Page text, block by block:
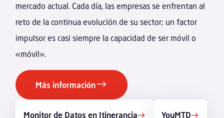
mercado actual. Cada día, las empresas se enfrentan al
reto de la continua evolución de su sector; un factor
impulsor es casi siempre la capacidad de ser móvil o
«móvil».
Más información
Monitor de Datos en Itinerancia YouMTD